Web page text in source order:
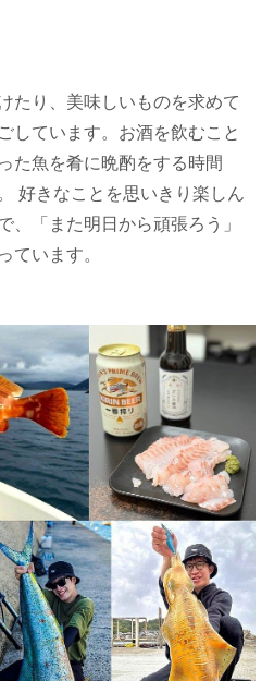
たり、美味しいものを求めて
しています。お酒を飲むこと
た魚を肴に晩酌をする時間
好きなことを思いきり楽しん
、「また明日から頑張ろう」
ています。